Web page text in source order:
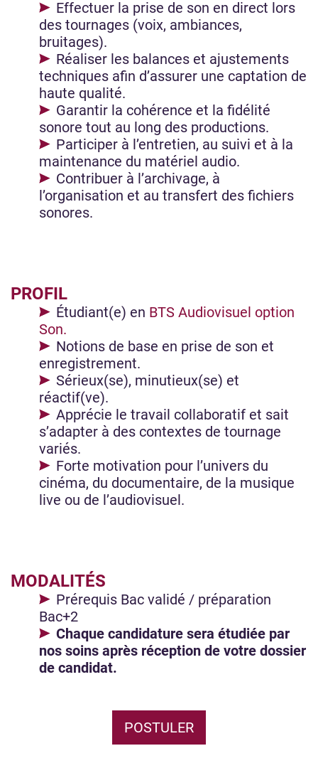
Effectuer la prise de son en direct lors
des tournages (voix, ambiances,
bruitages).
Réaliser les balances et ajustements
techniques afin d’assurer une captation de
haute qualité.
Garantir la cohérence et la fidélité
sonore tout au long des productions.
Participer à l’entretien, au suivi et à la
maintenance du matériel audio.
Contribuer à l’archivage, à
l’organisation et au transfert des fichiers
sonores.
PROFIL
Étudiant(e) en BTS Audiovisuel option
Son.
Notions de base en prise de son et
enregistrement.
Sérieux(se), minutieux(se) et
réactif(ve).
Apprécie le travail collaboratif et sait
s’adapter à des contextes de tournage
variés.
Forte motivation pour l’univers du
cinéma, du documentaire, de la musique
live ou de l’audiovisuel.
MODALITÉS
Prérequis Bac validé / préparation
Bac+2
Chaque candidature sera étudiée par
nos soins après réception de votre dossier
de candidat.
POSTULER